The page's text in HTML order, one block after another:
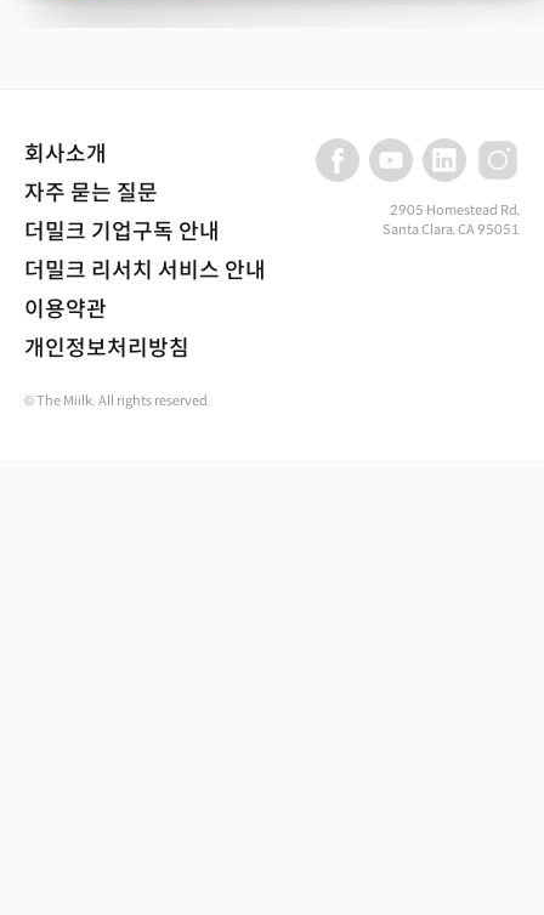
회사소개
자주 묻는 질문
더밀크 기업구독 안내
더밀크 리서치 서비스 안내
이용약관
개인정보처리방침
2905 Homestead Rd,
Santa Clara, CA 95051
© The Miilk. All rights reserved.